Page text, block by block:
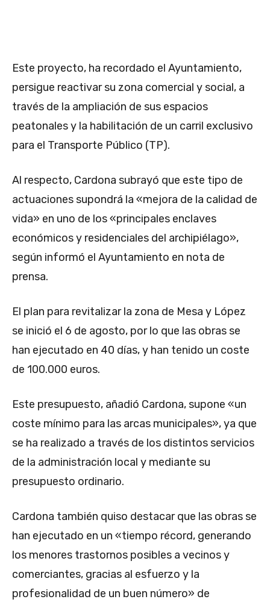
Este proyecto, ha recordado el Ayuntamiento,
persigue reactivar su zona comercial y social, a
través de la ampliación de sus espacios
peatonales y la habilitación de un carril exclusivo
para el Transporte Público (TP).
Al respecto, Cardona subrayó que este tipo de
actuaciones supondrá la «mejora de la calidad de
vida» en uno de los «principales enclaves
económicos y residenciales del archipiélago»,
según informó el Ayuntamiento en nota de
prensa.
El plan para revitalizar la zona de Mesa y López
se inició el 6 de agosto, por lo que las obras se
han ejecutado en 40 días, y han tenido un coste
de 100.000 euros.
Este presupuesto, añadió Cardona, supone «un
coste mínimo para las arcas municipales», ya que
se ha realizado a través de los distintos servicios
de la administración local y mediante su
presupuesto ordinario.
Cardona también quiso destacar que las obras se
han ejecutado en un «tiempo récord, generando
los menores trastornos posibles a vecinos y
comerciantes, gracias al esfuerzo y la
profesionalidad de un buen número» de